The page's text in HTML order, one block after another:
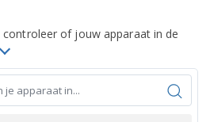
controleer of jouw apparaat in de